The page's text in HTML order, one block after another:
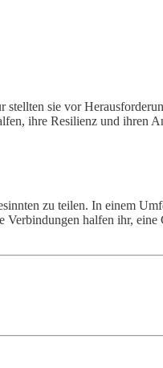
sie vor
ihre Resilienz und ihren
zu teilen. In einem
Verbindungen halfen ihr,